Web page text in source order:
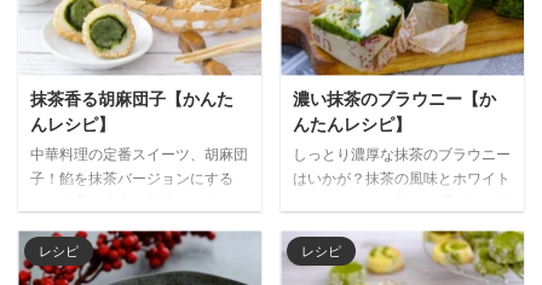
る味わいに仕上がります。 材料
（15㎝丸型） （ボトム生地） 砕
いたビスケット 80g 溶かしバタ
湯 40㎖ ホワイトチョコレート
100g クリームチーズ 200g 生ク
リーム 200㎖ グラニュー糖 20g
ゼラチンパウダー 6g ...
菓子です。つるんとした喉越し
と、抹茶の風味を堪能してくださ
い夏は冷たい焙じ茶と、冬は温か
（3~6人分） （餡 抹茶餡） 抹
茶 3g 白こしあん 90g （皮） 片
栗粉 30g 水 250ml 砂糖 15g 作り
方 １ 白こしあんとふるった抹茶
抹茶香る胡麻団子【かんた
んレシピ】
中華料理の定番スイーツ、胡麻団
子！餡を抹茶バージョンにする
リとした皮の食感と一緒に、濃い
抹茶餡を楽しんでください。でき
濃い抹茶のブラウニー【か
んたんレシピ】
しっとり濃厚な抹茶のブラウニー
はいかが？抹茶の風味とホワイト
日のランチタイムのスイーツにピ
ッタリです。 濃い焙じ茶とあわ
レシピ レシピ